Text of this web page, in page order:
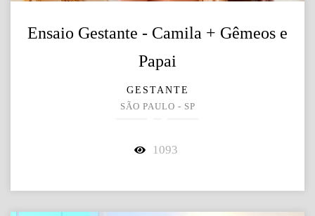
Ensaio Gestante - Camila + Gêmeos e
Papai
GESTANTE
SÃO PAULO - SP
1093